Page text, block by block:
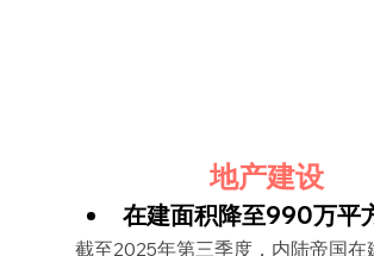
地产建设
在建面积降至990万平
截至2025年第三季度，内陆帝国在